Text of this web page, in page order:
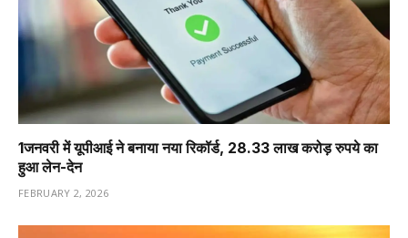
1️जनवरी में यूपीआई ने बनाया नया रिकॉर्ड, 28.33 लाख करोड़ रुपये का
हुआ लेन-देन
FEBRUARY 2, 2026